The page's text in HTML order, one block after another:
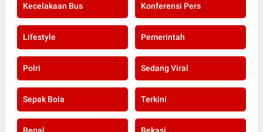
Kecelakaan Bus Konferensi Pers
Lifestyle Pemerintah
Polri Sedang Viral
Sepak Bola Terkini
Begal Bekasi